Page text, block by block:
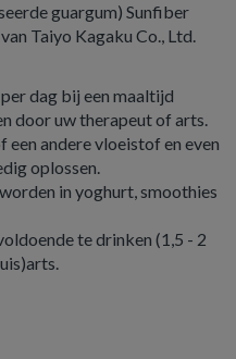
guargum) Sunfiber
Taiyo Kagaku Co., Ltd.
dag bij een maaltijd
door uw therapeut of arts.
een andere vloeistof en even
oplossen.
in yoghurt, smoothies
te drinken (1,5 - 2